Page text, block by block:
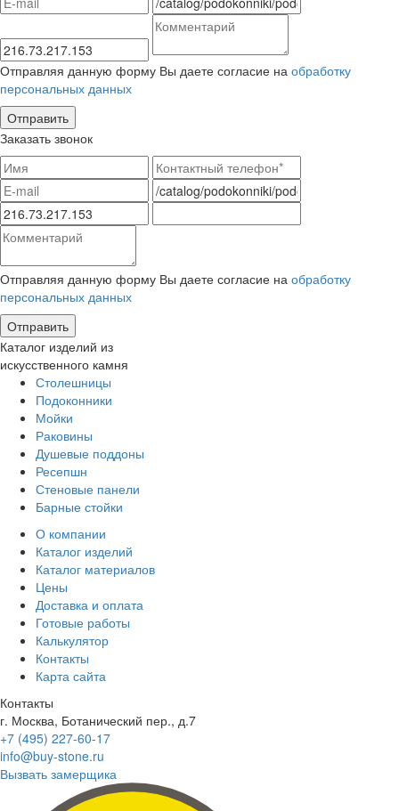
Отправляя данную форму Вы даете согласие на обработку
персональных данных
Заказать звонок
Отправляя данную форму Вы даете согласие на обработку
персональных данных
Каталог изделий из
искусственного камня
Столешницы
Подоконники
Мойки
Раковины
Душевые поддоны
Ресепшн
Стеновые панели
Барные стойки
О компании
Каталог изделий
Каталог материалов
Цены
Доставка и оплата
Готовые работы
Калькулятор
Контакты
Карта сайта
Контакты
г. Москва, Ботанический пер., д.7
+7 (495) 227-60-17
info@buy-stone.ru
Вызвать замерщика